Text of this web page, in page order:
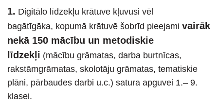
1. Digitālo līdzekļu krātuve kļuvusi vēl
bagātīgāka, kopumā krātuvē šobrīd pieejami vairāk
nekā 150 mācību un metodiskie
līdzekļi (mācību grāmatas, darba burtnīcas,
rakstāmgrāmatas, skolotāju grāmatas, tematiskie
plāni, pārbaudes darbi u.c.) satura apguvei 1.– 9.
klasei.